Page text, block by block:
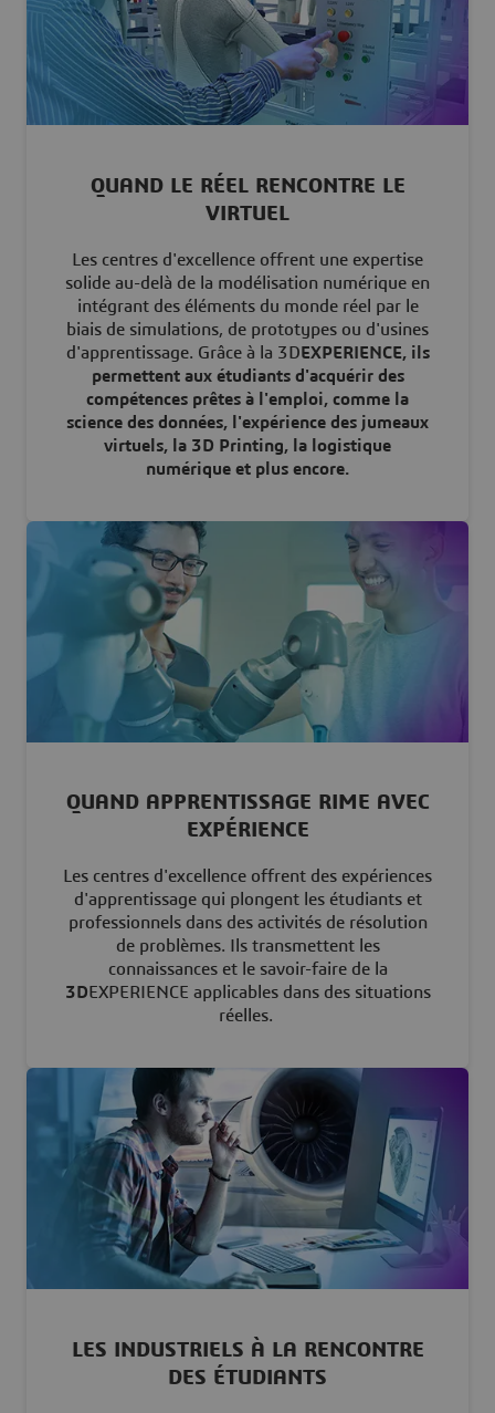
QUAND LE RÉEL RENCONTRE LE
VIRTUEL
Les centres d'excellence offrent une expertise
solide au-delà de la modélisation numérique en
intégrant des éléments du monde réel par le
biais de simulations, de prototypes ou d'usines
d'apprentissage. Grâce à la 3DEXPERIENCE, ils
permettent aux étudiants d'acquérir des
compétences prêtes à l'emploi, comme la
science des données, l'expérience des jumeaux
virtuels, la 3D Printing, la logistique
numérique et plus encore.
QUAND APPRENTISSAGE RIME AVEC
EXPÉRIENCE
Les centres d'excellence offrent des expériences
d'apprentissage qui plongent les étudiants et
professionnels dans des activités de résolution
de problèmes. Ils transmettent les
connaissances et le savoir-faire de la
3DEXPERIENCE applicables dans des situations
réelles.
LES INDUSTRIELS À LA RENCONTRE
DES ÉTUDIANTS